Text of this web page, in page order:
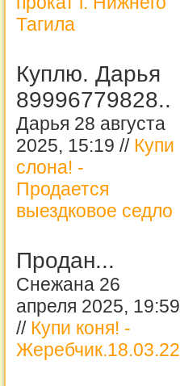
Тагила
Куплю. Дарья
89996779828..
Дарья 28 августа
2025, 15:19 // Купи
слона! -
Продается
выездковое седло
Продан...
Снежана 26
апреля 2025, 19:59
// Купи коня! -
Жеребчик.18.03.22